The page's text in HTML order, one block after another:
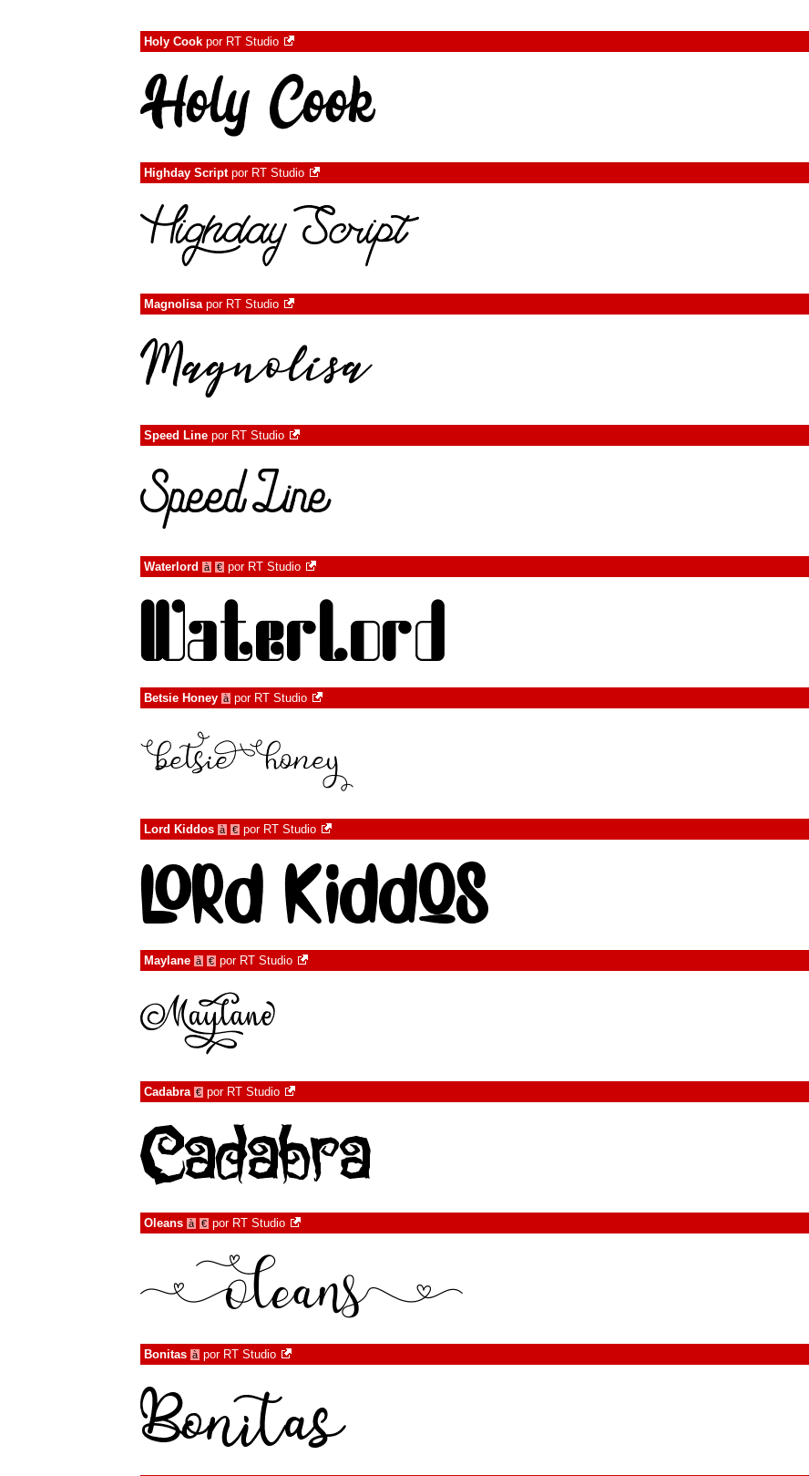
Holy Cook por RT Studio
Highday Scriptpor RT Studio
Magnolisapor RT Studio
Speed Line por RT Studio
Waterlord à € por RT Studio
Betsie Honey à por RT Studio
Lord Kiddos à € por RT Studio
Maylane à € por RT Studio
Cadabra € por RT Studio
Oleans à € por RT Studio
Bonitas à por RT Studio